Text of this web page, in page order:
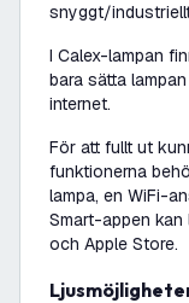
snyggt/
I Calex-lampan
bara sätta
internet.
För att fullt ut
funktionerna
lampa, en WiFi-
Smart-appen
och Apple Store.